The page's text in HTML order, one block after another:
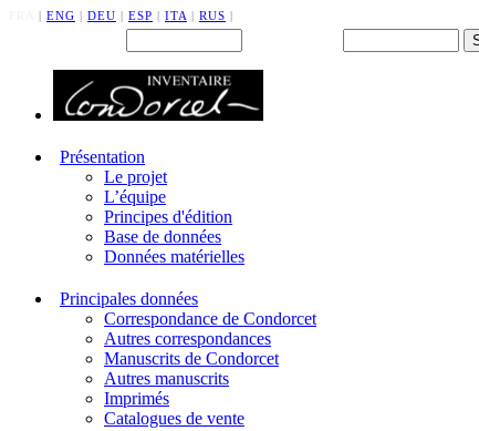
| ENG | DEU | ESP | ITA | RUS |
Présentation
Le projet
L’équipe
Principes d'édition
Base de données
Données matérielles
Principales données
Correspondance de Condorcet
Autres correspondances
Manuscrits de Condorcet
Autres manuscrits
Imprimés
Catalogues de vente